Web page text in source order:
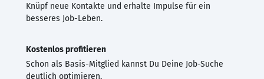
Knüpf neue Kontakte und erhalte Impulse für ein
besseres Job-Leben.
Kostenlos profitieren
Schon als Basis-Mitglied kannst Du Deine Job-Suche
deutlich optimieren.